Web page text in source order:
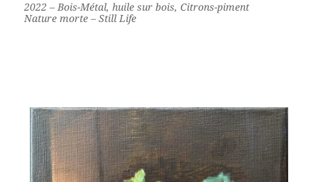
2022 – Bois-Métal, huile sur bois, Citrons-piment
Nature morte – Still Life